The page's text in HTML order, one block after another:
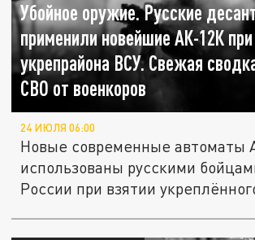
Убойное оружие. Русские
применили новейшие АК-12К
укрепрайона ВСУ. Свежая
СВО от военкоров
24 ИЮЛЯ 06:00
Новые современные автоматы
использованы русскими
России при взятии